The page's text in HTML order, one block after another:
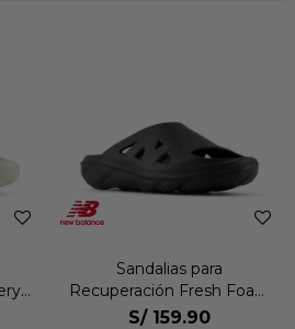
Sandalias para
Recuperación Fresh Foam
Recovery Slide Unisex
S/ 159.90